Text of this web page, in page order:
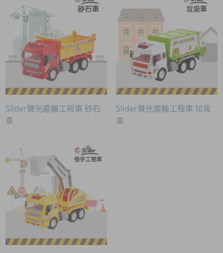
Slider聲光磨輪工程車 砂石
車
Slider聲光磨輪工程車 垃圾
車